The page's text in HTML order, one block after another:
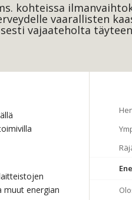
kohteissa
vaarallisten
vajaateholta
muut energian